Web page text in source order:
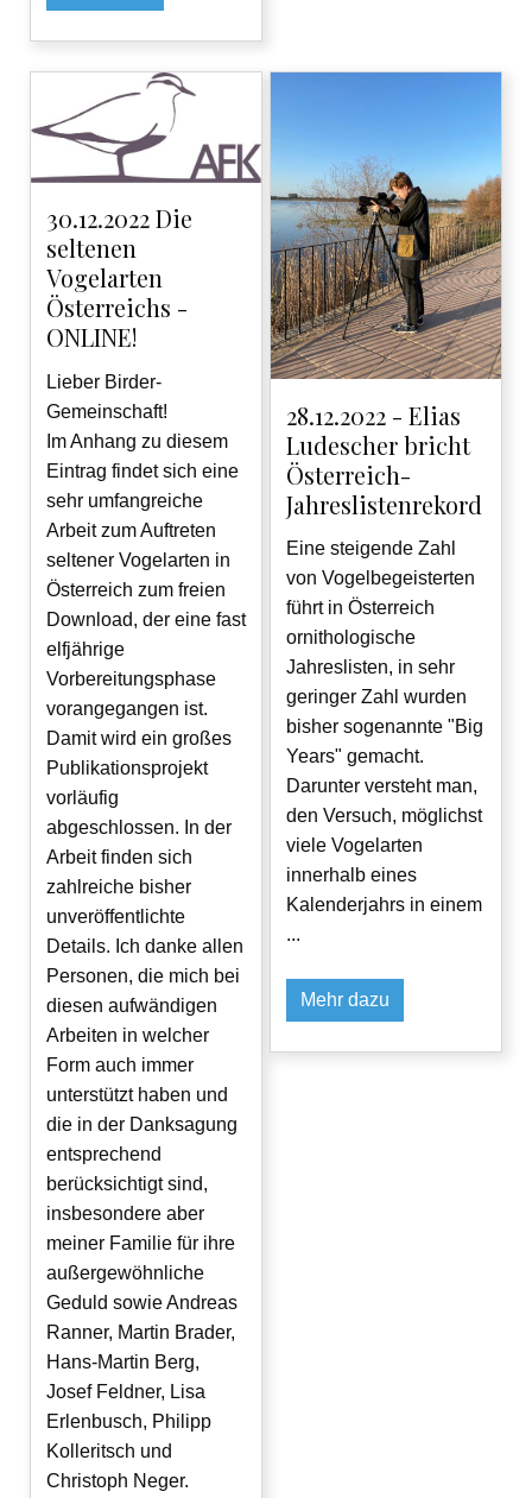
30.12.2022 Die
seltenen
Vogelarten
Österreichs -
ONLINE!
Lieber Birder-
Gemeinschaft!
Im Anhang zu diesem
Eintrag findet sich eine
sehr umfangreiche
Arbeit zum Auftreten
seltener Vogelarten in
Österreich zum freien
Download, der eine fast
elfjährige
Vorbereitungsphase
vorangegangen ist.
Damit wird ein großes
Publikationsprojekt
vorläufig
abgeschlossen. In der
Arbeit finden sich
zahlreiche bisher
unveröffentlichte
Details. Ich danke allen
Personen, die mich bei
diesen aufwändigen
Arbeiten in welcher
Form auch immer
unterstützt haben und
die in der Danksagung
entsprechend
berücksichtigt sind,
insbesondere aber
meiner Familie für ihre
außergewöhnliche
Geduld sowie Andreas
Ranner, Martin Brader,
Hans-Martin Berg,
Josef Feldner, Lisa
Erlenbusch, Philipp
Kolleritsch und
Christoph Neger.
28.12.2022 - Elias
Ludescher bricht
Österreich-
Jahreslistenrekord
Eine steigende Zahl
von Vogelbegeisterten
führt in Österreich
ornithologische
Jahreslisten, in sehr
geringer Zahl wurden
bisher sogenannte "Big
Years" gemacht.
Darunter versteht man,
den Versuch, möglichst
viele Vogelarten
innerhalb eines
Kalenderjahrs in einem
...
Mehr dazu